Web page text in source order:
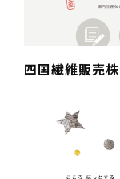
四国繊維販売